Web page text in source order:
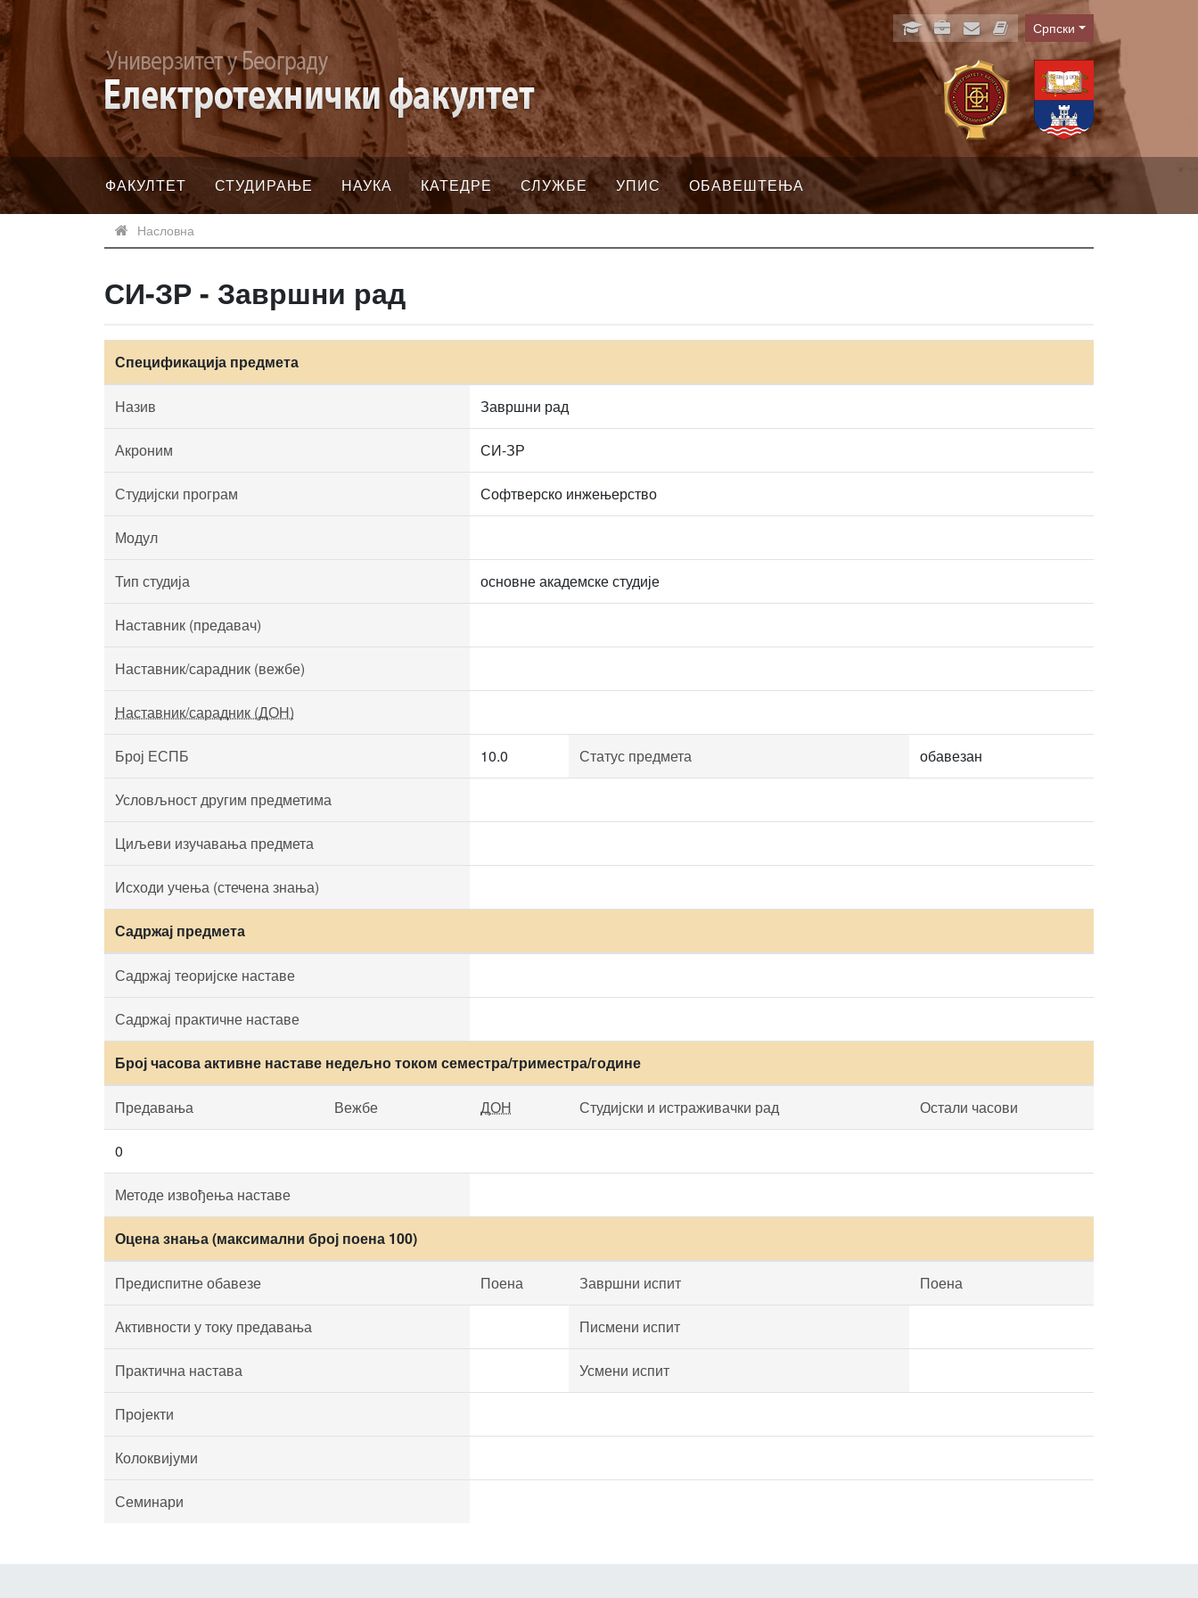
Language
Српски
ФАКУЛТЕТ СТУДИРАЊЕ НАУКА КАТЕДРЕ СЛУЖБЕ УПИС ОБАВЕШТЕЊА
Насловна
СИ-ЗР - Завршни рад
Спецификација предмета
Назив Завршни рад
Акроним СИ-ЗР
Студијски програм Софтверско инжењерство
Модул
Тип студија основне академске студије
Наставник (предавач)
Наставник/сарадник (вежбе)
Наставник/сарадник (ДОН)
Број ЕСПБ 10.0 Статус предмета обавезан
Условљност другим предметима
Циљеви изучавања предмета
Исходи учења (стечена знања)
Садржај предмета
Садржај теоријске наставе
Садржај практичне наставе
Број часова активне наставе недељно током семестра/триместра/године
Предавања Вежбе ДОН Студијски и истраживачки рад Остали часови
0
Методе извођења наставе
Оцена знања (максимални број поена 100)
Предиспитне обавезе Поена Завршни испит Поена
Активности у току предавања Писмени испит
Практична настава Усмени испит
Пројекти
Колоквијуми
Семинари